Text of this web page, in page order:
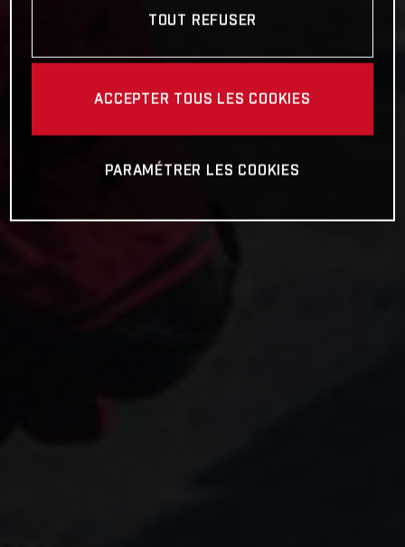
TOUT REFUSER
ACCEPTER TOUS LES COOKIES
PARAMÉTRER LES COOKIES